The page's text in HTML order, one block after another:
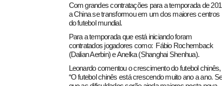
Com grandes contratações para a temporada de
a China se transformou em um dos maiores centros
do futebol mundial.
Para a temporada que está iniciando foram
contratados jogadores como: Fábio Rochemback
(Dalian Aerbin) e Anelka (Shanghai Shenhua).
Leonardo comentou o crescimento do futebol chinês,
“O futebol chinês está crescendo muito ano a ano.